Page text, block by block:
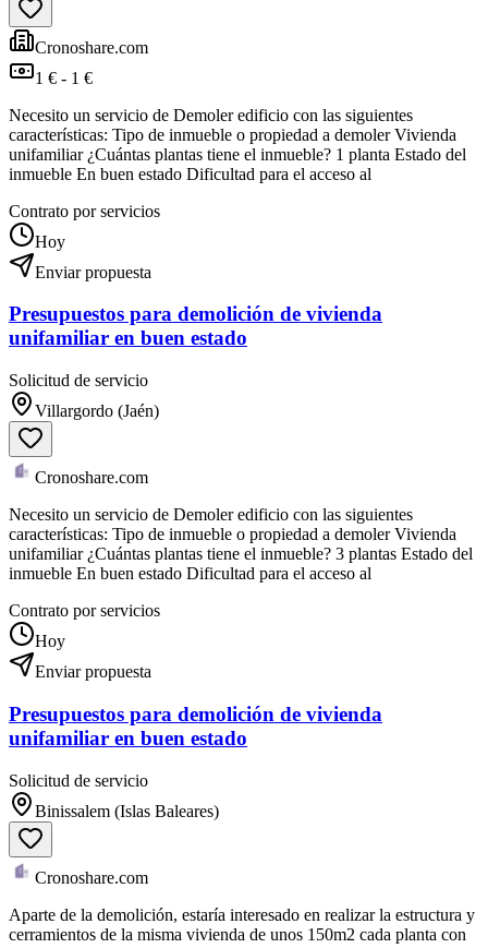
Cronoshare.com
1 € - 1 €
Necesito un servicio de Demoler edificio con las siguientes
características: Tipo de inmueble o propiedad a demoler Vivienda
unifamiliar ¿Cuántas plantas tiene el inmueble? 1 planta Estado del
inmueble En buen estado Dificultad para el acceso al
Contrato por servicios
Hoy
Enviar propuesta
Presupuestos para demolición de vivienda
unifamiliar en buen estado
Solicitud de servicio
Villargordo (Jaén)
Cronoshare.com
Necesito un servicio de Demoler edificio con las siguientes
características: Tipo de inmueble o propiedad a demoler Vivienda
unifamiliar ¿Cuántas plantas tiene el inmueble? 3 plantas Estado del
inmueble En buen estado Dificultad para el acceso al
Contrato por servicios
Hoy
Enviar propuesta
Presupuestos para demolición de vivienda
unifamiliar en buen estado
Solicitud de servicio
Binissalem (Islas Baleares)
Cronoshare.com
Aparte de la demolición, estaría interesado en realizar la estructura y
cerramientos de la misma vivienda de unos 150m2 cada planta con